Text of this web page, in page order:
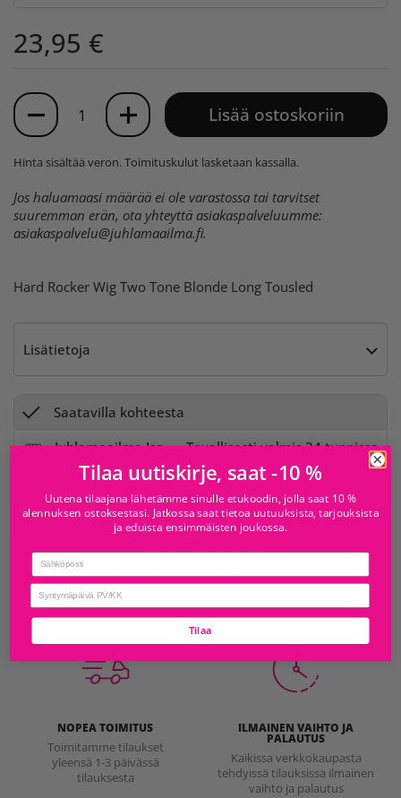
23,95 €
Määrä
Lisää ostoskoriin
Hinta sisältää veron.Toimituskulut lasketaan kassalla.
Jos haluamaasi määrää ei ole varastossa tai tarvitset
suuremman erän, ota yhteyttä asiakaspalveluumme:
asiakaspalvelu@juhlamaailma.fi.
Hard Rocker Wig Two Tone Blonde Long Tousled
Lisätietoja
Saatavilla kohteesta
Juhlamaailma Iso
Omena
Myymälän tiedot
Tavallisesti valmis 24 tunnissa
Juhlamaailma Sello
Myymälän tiedot
Tavallisesti valmis 24 tunnissa
Tarkista saatavuus muissa myymälöissä
NOPEA TOIMITUS
Toimitamme tilaukset
yleensä 1-3 päivässä
tilauksesta
ILMAINEN VAIHTO JA
PALAUTUS
Kaikissa verkkokaupasta
tehdyissä tilauksissa ilmainen
vaihto ja palautus
Tilaa uutiskirje, saat -10 %
Uutena tilaajana lähetämme sinulle etukoodin, jolla saat 10 %
alennuksen ostoksestasi. Jatkossa saat tietoa uutuuksista, tarjouksista
ja eduista ensimmäisten joukossa.
Email
birthday
Tilaa